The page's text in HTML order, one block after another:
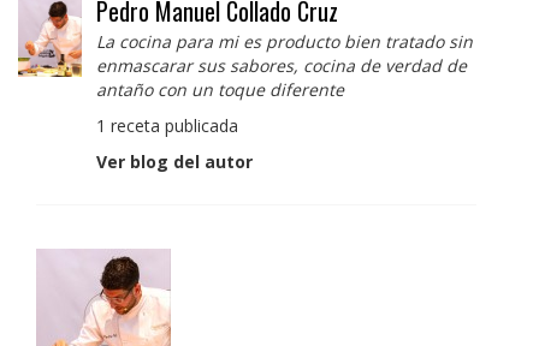
Pedro Manuel Collado Cruz
La cocina para mi es producto bien tratado sin
enmascarar sus sabores, cocina de verdad de
antaño con un toque diferente
1 receta publicada
Ver blog del autor